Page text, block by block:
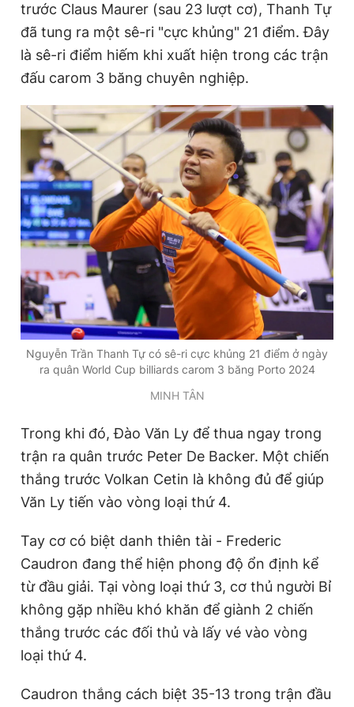
Đặt báo Quảng cáo RSS Tòa soạn Chính sách bảo
Tổng biên tập: Nguyễn Ngọc Toàn
Phó tổng biên tập thường trực: Hải Thành
Phó tổng biên tập: Lâm Hiếu Dũng
Phó tổng biên tập: Trần Việt Hưng
Giấy phép xuất bản số 110/GP - BTTTT cấp ngày 24.3.2020
© 2003-2026 Bản quyền thuộc về Báo Thanh Niên. Cấm sao
chép dưới mọi hình thức nếu không có sự chấp thuận bằng văn
bản. Phát triển bởi ePi Technologies, JSC.
trước Claus Maurer (sau 23 lượt cơ), Thanh Tự
đã tung ra một sê-ri "cực khủng" 21 điểm. Đây
là sê-ri điểm hiếm khi xuất hiện trong các trận
đấu carom 3 băng chuyên nghiệp.
Nguyễn Trần Thanh Tự có sê-ri cực khủng 21 điểm ở ngày
ra quân World Cup billiards carom 3 băng Porto 2024
MINH TÂN
Trong khi đó, Đào Văn Ly để thua ngay trong
trận ra quân trước Peter De Backer. Một chiến
thắng trước Volkan Cetin là không đủ để giúp
Văn Ly tiến vào vòng loại thứ 4.
Tay cơ có biệt danh thiên tài - Frederic
Caudron đang thể hiện phong độ ổn định kể
từ đầu giải. Tại vòng loại thứ 3, cơ thủ người Bỉ
không gặp nhiều khó khăn để giành 2 chiến
thắng trước các đối thủ và lấy vé vào vòng
loại thứ 4.
Caudron thắng cách biệt 35-13 trong trận đầu